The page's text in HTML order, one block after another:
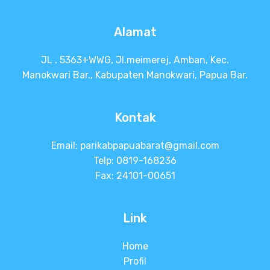
r
a
Alamat
JL . 5363+WWG, Jl.meimerej, Amban, Kec.
Manokwari Bar., Kabupaten Manokwari, Papua Bar.
Kontak
Email: parikabpapuabarat@gmail.com
Telp: 0819-168236
Fax: 24101-00651
Link
Home
Profil